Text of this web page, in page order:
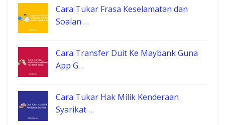
Cara Tukar Frasa Keselamatan dan
Soalan …
Cara Transfer Duit Ke Maybank Guna
App G…
Cara Tukar Hak Milik Kenderaan
Syarikat …